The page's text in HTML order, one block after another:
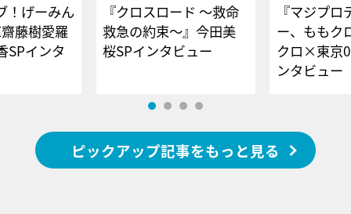
！げーみん
藤樹愛羅
SPインタ
『クロスロード ～救命
救急の約束～』今田美
桜SPインタビュー
『マジプロ
ー、ももク
クロ×東京
ンタビュー
ピックアップ記事をもっと見る